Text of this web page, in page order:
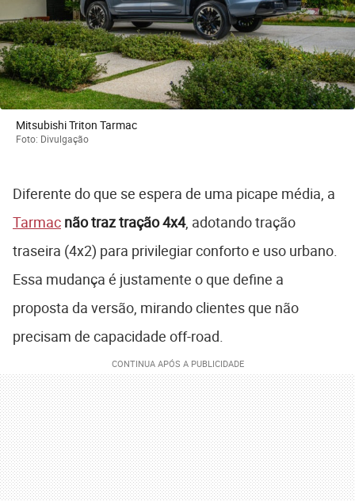
Mitsubishi Triton Tarmac
Foto: Divulgação
Diferente do que se espera de uma picape média, a
Tarmac não traz tração 4x4, adotando tração
traseira (4x2) para privilegiar conforto e uso urbano.
Essa mudança é justamente o que define a
proposta da versão, mirando clientes que não
precisam de capacidade off-road.